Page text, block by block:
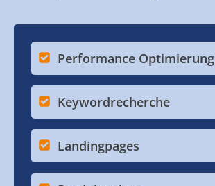
Performance Optimierung
Keywordrecherche
Landingpages